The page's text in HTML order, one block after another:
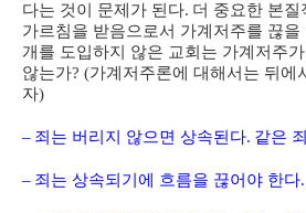
다는 것이 문제가 된다. 더 중요한 본
가르침을 받음으로서 가계저주를 끊을
개를 도입하지 않은 교회는 가계저주
않는가? (가계저주론에 대해서는 뒤에
자)
– 죄는 버리지 않으면 상속된다. 같은
– 죄는 상속되기에 흐름을 끊어야 한다.